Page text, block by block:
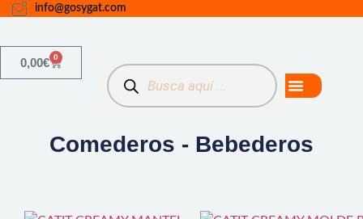
info@gosygat.com
0,00€ 0
Comederos - Bebederos